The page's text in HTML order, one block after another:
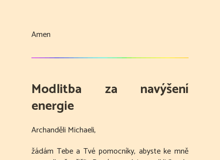
Amen
Modlitba za navýšení
energie
Archanděli Michaeli,
žádám Tebe a Tvé pomocníky, abyste ke mně